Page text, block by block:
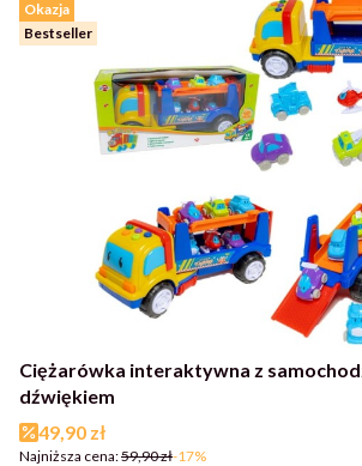
Okazja
Bestseller
Ciężarówka interaktywna z
dźwiękiem
Cena promocyjna
49,90 zł
Najniższa cena:59,90 zł-17%